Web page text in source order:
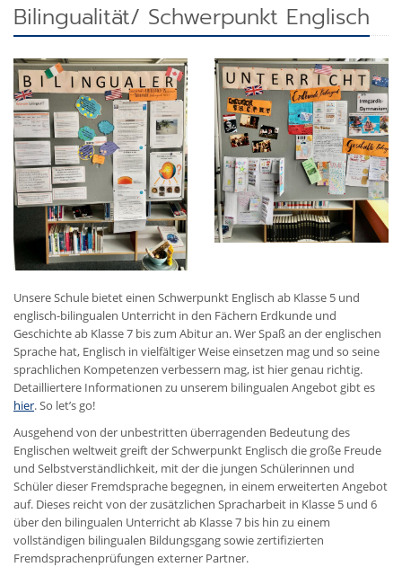
Bilingualität/ Schwerpunkt Englisch
Unsere Schule bietet einen Schwerpunkt Englisch ab Klasse 5 und
englisch-bilingualen Unterricht in den Fächern Erdkunde und
Geschichte ab Klasse 7 bis zum Abitur an. Wer Spaß an der englischen
Sprache hat, Englisch in vielfältiger Weise einsetzen mag und so seine
sprachlichen Kompetenzen verbessern mag, ist hier genau richtig.
Detailliertere Informationen zu unserem bilingualen Angebot gibt es
hier. So let’s go!
Ausgehend von der unbestritten überragenden Bedeutung des
Englischen weltweit greift der Schwerpunkt Englisch die große Freude
und Selbstverständlichkeit, mit der die jungen Schülerinnen und
Schüler dieser Fremdsprache begegnen, in einem erweiterten Angebot
auf. Dieses reicht von der zusätzlichen Spracharbeit in Klasse 5 und 6
über den bilingualen Unterricht ab Klasse 7 bis hin zu einem
vollständigen bilingualen Bildungsgang sowie zertifizierten
Fremdsprachenprüfungen externer Partner.